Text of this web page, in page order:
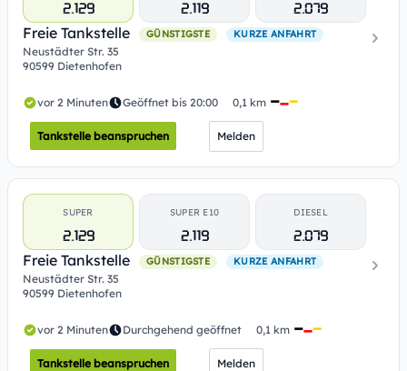
2.129 2.119
2.079
Freie Tankstelle
GÜNSTIGSTE KURZE ANFAHRT
Neustädter Str. 35
90599 Dietenhofen
vor 2 Minuten Geöffnet bis 20:00 0,1 km
Tankstelle beanspruchen Melden
SUPER
2.129
SUPER E10
2.119
DIESEL
2.079
Freie Tankstelle
GÜNSTIGSTE KURZE ANFAHRT
Neustädter Str. 35
90599 Dietenhofen
vor 2 Minuten Durchgehend geöffnet 0,1 km
Tankstelle beanspruchen Melden